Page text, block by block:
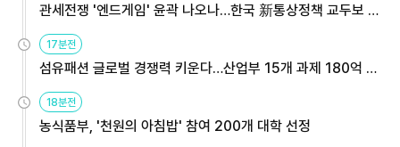
관세전쟁 '엔드게임' 윤곽 나오나…한국 新통상정책 교두보 활
17분전
섬유패션 글로벌 경쟁력 키운다…산업부 15개 과제 180억 지
18분전
농식품부, '천원의 아침밥' 참여 200개 대학 선정